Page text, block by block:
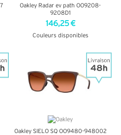
Oakley Radar ev path OO9208-
9208D1
146,25 €
Couleurs disponibles
Oakley SIELO SQ OO9480-948002